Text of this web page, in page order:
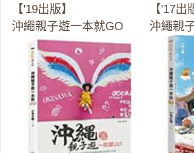
【'19出版】
沖繩親子遊一本就GO
【'17出
沖繩親